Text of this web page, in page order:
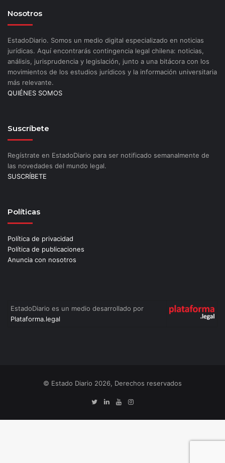
Nosotros
EstadoDiario. Somos un medio digital especializado en noticias
jurídicas. Aquí encontrarás contingencia legal chilena: noticias,
análisis, jurisprudencia y legislación, junto a una bitácora con los
movimientos de los estudios jurídicos y la información universitaria
más relevante.
QUIÉNES SOMOS
Suscríbete
Regístrate en EstadoDiario para ser notificado semanalmente de
las novedades del mundo legal.
SUSCRÍBETE
Políticas
Política de privacidad
Política de publicaciones
Anuncia con nosotros
EstadoDiario es un medio desarrollado por
Plataforma.legal
© Estado Diario 2026, Derechos reservados